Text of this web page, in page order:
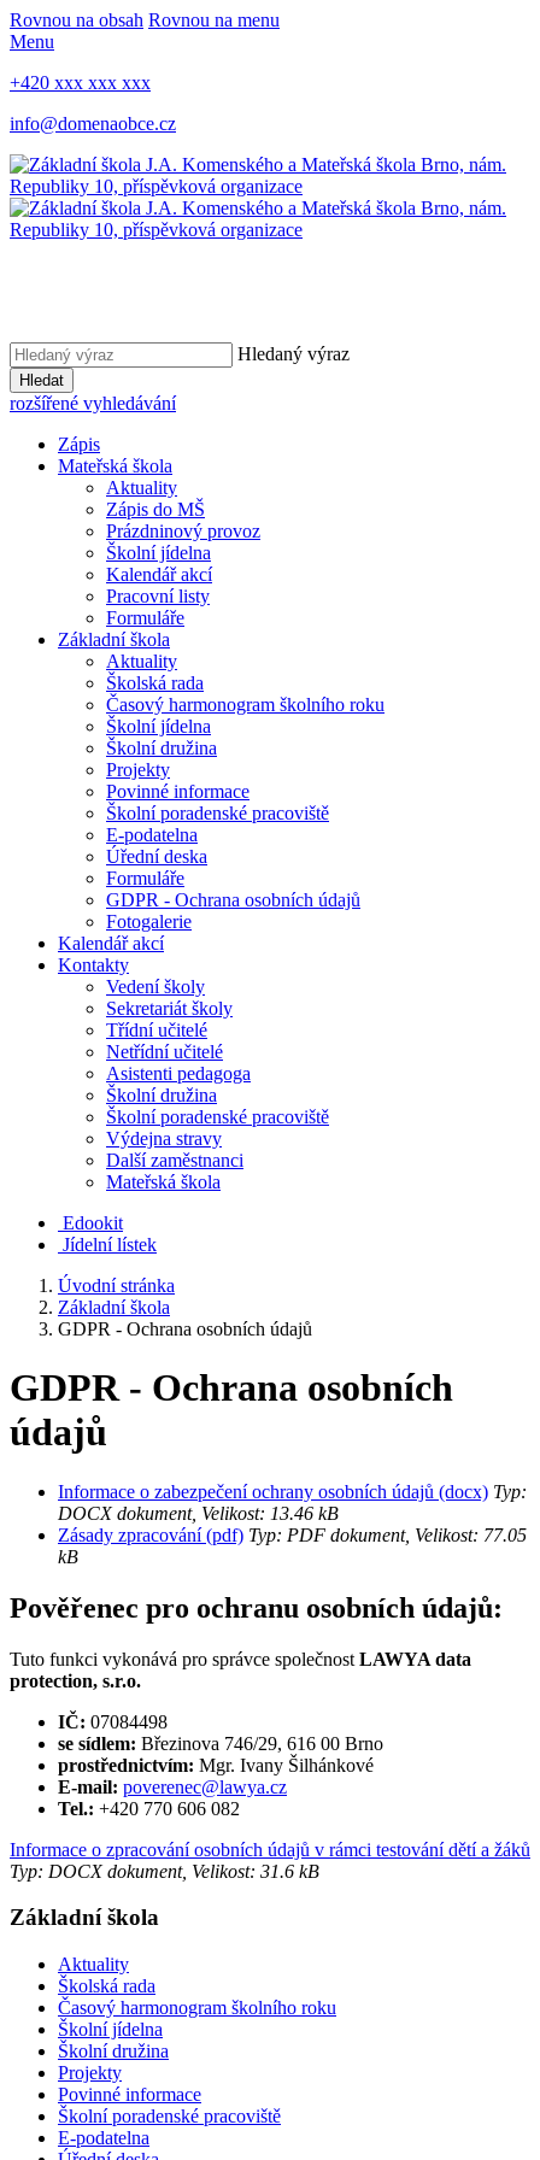
Rovnou na obsah Rovnou na menu
Menu
+420 xxx xxx xxx
info@domenaobce.cz
Hledaný výraz
Hledat
rozšířené vyhledávání
Zápis
Mateřská škola
Aktuality
Zápis do MŠ
Prázdninový provoz
Školní jídelna
Kalendář akcí
Pracovní listy
Formuláře
Základní škola
Aktuality
Školská rada
Časový harmonogram školního roku
Školní jídelna
Školní družina
Projekty
Povinné informace
Školní poradenské pracoviště
E-podatelna
Úřední deska
Formuláře
GDPR - Ochrana osobních údajů
Fotogalerie
Kalendář akcí
Kontakty
Vedení školy
Sekretariát školy
Třídní učitelé
Netřídní učitelé
Asistenti pedagoga
Školní družina
Školní poradenské pracoviště
Výdejna stravy
Další zaměstnanci
Mateřská škola
Edookit
Jídelní lístek
Úvodní stránka
Základní škola
GDPR - Ochrana osobních údajů
GDPR - Ochrana osobních
údajů
Informace o zabezpečení ochrany osobních údajů (docx) Typ:
DOCX dokument, Velikost: 13.46 kB
Zásady zpracování (pdf) Typ: PDF dokument, Velikost: 77.05
kB
Pověřenec pro ochranu osobních údajů:
Tuto funkci vykonává pro správce společnost LAWYA data
protection, s.r.o.
IČ: 07084498
se sídlem: Březinova 746/29, 616 00 Brno
prostřednictvím: Mgr. Ivany Šilhánkové
E-mail: poverenec@lawya.cz
Tel.: +420 770 606 082
Informace o zpracování osobních údajů v rámci testování dětí a žáků
Typ: DOCX dokument, Velikost: 31.6 kB
Základní škola
Aktuality
Školská rada
Časový harmonogram školního roku
Školní jídelna
Školní družina
Projekty
Povinné informace
Školní poradenské pracoviště
E-podatelna